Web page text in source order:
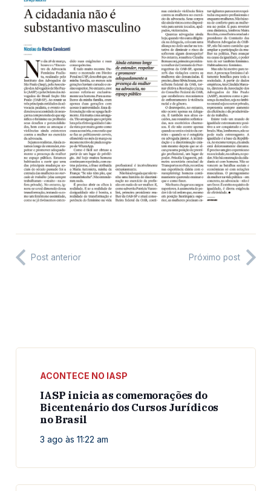
Post anterior Próximo post
ACONTECE NO IASP
IASP inicia as comemorações do
Bicentenário dos Cursos Jurídicos
no Brasil
3 ago às 11:22 am